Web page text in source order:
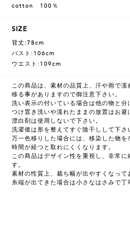
cotton 100％
SIZE
背丈:78cm
バスト:106cm
ウエスト:109cm
この商品は、素材の品質上、汗や雨で
移る事がありますので御注意下さい。
洗い表示の付いている場合は他の物と分
つけ置き洗いや濡れたままの放置はお避
漂白剤は使用しないで下さい。
洗濯後は形を整えてすぐ陰干しして下さ
万一色移りした場合には、移染した物を
時間が経つと取れにくくなります。
この商品はデザイン性を重視し、非常
す。
素材の性質上、裁ち幅が出やすくなって
糸端が出てきた場合は小さなはさみで丁